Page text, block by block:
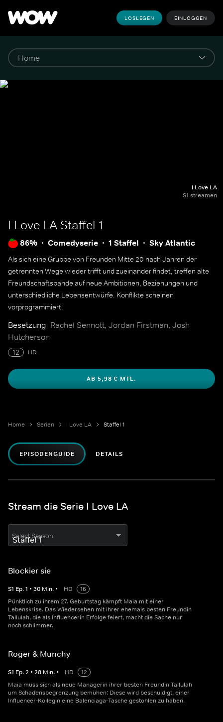
LOSLEGEN EINLOGGEN
I Love LA
S1 streamen
I Love LA Staffel 1
86% Comedyserie 1 Staffel Sky Atlantic
Als sich eine Gruppe von Freunden Mitte 20 nach Jahren der
getrennten Wege wieder trifft und zueinander findet, treffen alte
Freundschaftsbande auf neue Ambitionen, Beziehungen und
unterschiedliche Lebensentwürfe. Konflikte scheinen
vorprogrammiert.
Besetzung Rachel Sennott, Jordan Firstman, Josh
Hutcherson
12 HD
AB 5,98 € MTL.
Home Serien I Love LA Staffel 1
EPISODENGUIDE DETAILS
Stream die Serie I Love LA
Select Season
Blockier sie
S1 Ep.1 • 30 Min. • HD
16
Pünktlich zu ihrem 27. Geburtstag kämpft Maia mit einer
Lebenskrise. Das Wiedersehen mit ihrer ehemals besten Freundin
Tallulah, die als Influencerin Erfolge feiert, macht die Sache nur
noch schlimmer.
Roger & Munchy
S1 Ep.2 • 28 Min. • HD
12
Maia muss sich als neue Managerin ihrer besten Freundin Tallulah
um Schadensbegrenzung bemühen: Diese wird beschuldigt, einer
Influencer-Kollegin eine Balenciaga-Tasche gestohlen zu haben.